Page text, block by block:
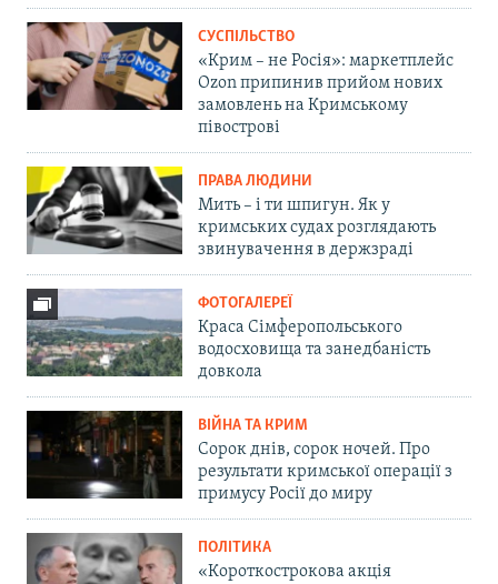
СУСПІЛЬСТВО
«Крим – не Росія»: маркетплейс
Ozon припинив прийом нових
замовлень на Кримському
півострові
ПРАВА ЛЮДИНИ
Мить – і ти шпигун. Як у
кримських судах розглядають
звинувачення в держзраді
ФОТОГАЛЕРЕЇ
Краса Сімферопольського
водосховища та занедбаність
довкола
ВІЙНА ТА КРИМ
Сорок днів, сорок ночей. Про
результати кримської операції з
примусу Росії до миру
ПОЛІТИКА
«Короткострокова акція